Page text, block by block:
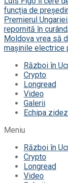
funcția de
Premierul
repornită în
Moldova vrea să
mașinile electrice
Război în
Crypto
Longread
Video
Galerii
Echipa
Meniu
Război în
Crypto
Longread
Video